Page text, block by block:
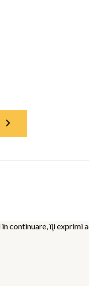
continuare, îţi exprimi